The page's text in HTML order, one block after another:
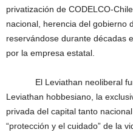
privatización de CODELCO-
nacional, herencia del gobierno
reservándose durante décadas
por la empresa estatal.
El Leviathan neoliberal
Leviathan hobbesiano, la
privada del capital tanto
“protección y el cuidado” de la